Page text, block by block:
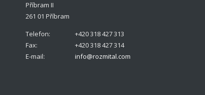
Příbram II
261 01 Příbram
Telefon:
+420 318 427 313
Fax:
+420 318 427 314
E-mail:
info@rozmital.com